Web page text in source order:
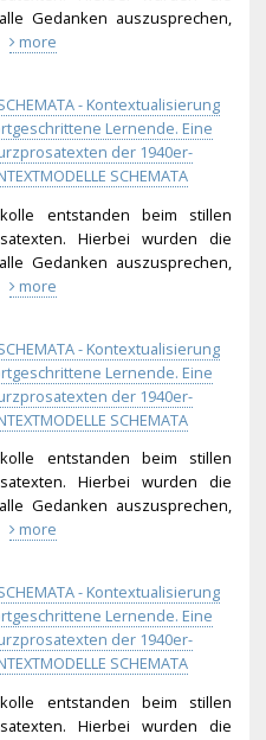
Gedanken auszusprechen,
more
- Kontextualisierung
Lernende. Eine
der 1940er-
SCHEMATA
entstanden beim stillen
Hierbei wurden die
Gedanken auszusprechen,
more
- Kontextualisierung
Lernende. Eine
der 1940er-
SCHEMATA
entstanden beim stillen
Hierbei wurden die
Gedanken auszusprechen,
more
- Kontextualisierung
Lernende. Eine
der 1940er-
SCHEMATA
entstanden beim stillen
Hierbei wurden die